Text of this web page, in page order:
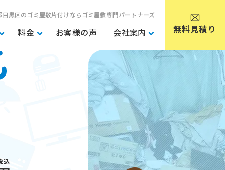
目黒区のゴミ屋敷片付けならゴミ屋敷専門パートナーズ
料金 お客様の声 会社案内 無料見積り